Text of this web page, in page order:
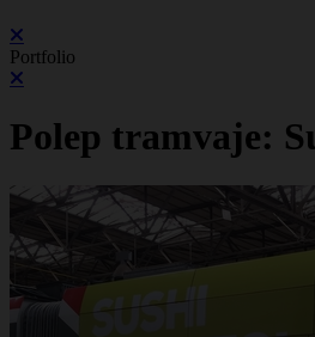
Portfolio
Polep tramvaje: